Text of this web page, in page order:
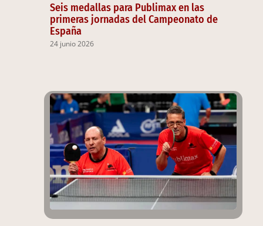
Seis medallas para Publimax en las
primeras jornadas del Campeonato de
España
24 junio 2026